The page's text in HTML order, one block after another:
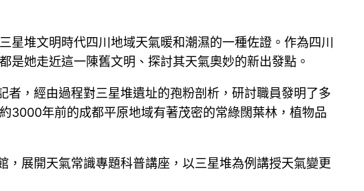
堆文明時代四川地域天氣暖和潮濕的一種佐證。作為四川
她走近這一陳舊文明、探討其天氣奧妙的新出發點。
，經由過程對三星堆遺址的孢粉剖析，研討職員發明了多
3000年前的成都平原地域有著茂密的常綠闊葉林，植物品
展開天氣常識專題科普講座，以三星堆為例講授天氣變更